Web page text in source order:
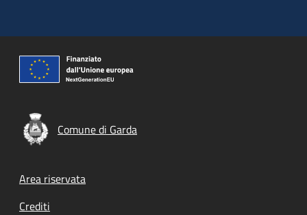
Comune di Garda
Footer menu
Area riservata
Crediti